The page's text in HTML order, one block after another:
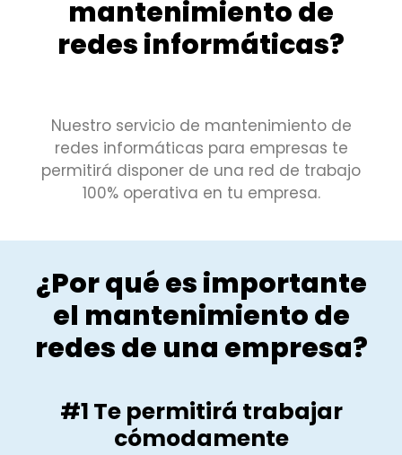
mantenimiento de
redes informáticas?
Nuestro servicio de mantenimiento de
redes informáticas para empresas te
permitirá disponer de una red de trabajo
100% operativa en tu empresa.
¿Por qué es importante
el mantenimiento de
redes de una empresa?
#1 Te permitirá trabajar
cómodamente